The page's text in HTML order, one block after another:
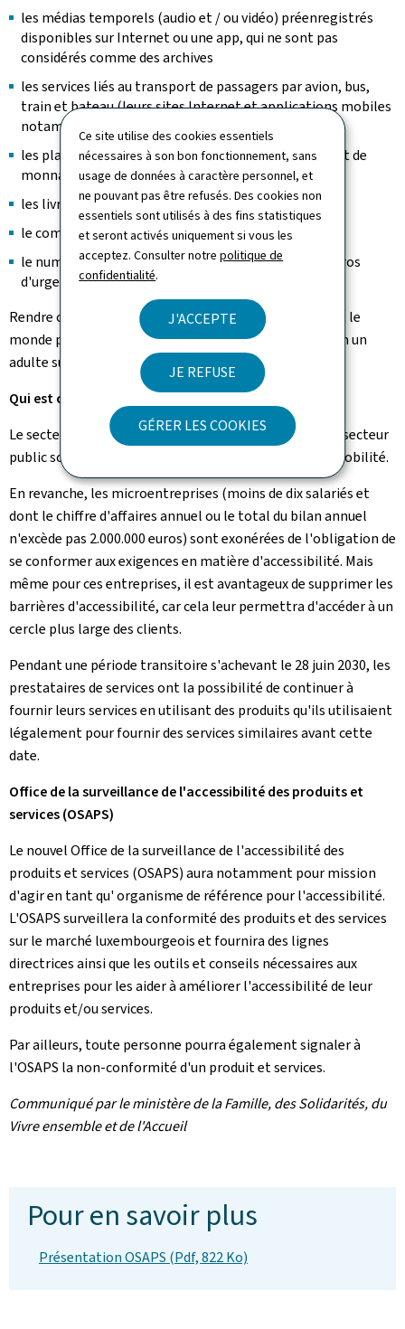
Ce site utilise des cookies essentiels
nécessaires à son bon fonctionnement, sans
usage de données à caractère personnel, et
ne pouvant pas être refusés. Des cookies non
essentiels sont utilisés à des fins statistiques
et seront activés uniquement si vous les
acceptez. Consulter notrepolitique de
confidentialité.
J'ACCEPTE
JE REFUSE
GÉRER LES COOKIES
les médias temporels (audio et / ou vidéo) préenregistrés
disponibles sur Internet ou une app, qui ne sont pas
considérés comme des archives
les services liés au transport de passagers par avion, bus,
train et bateau (leurs sites Internet et applications mobiles
notamment), sauf exceptions prévues par la loi
les plateformes d'e-banking, de paiement en ligne et de
monnaie électronique
les livres numériques
le commerce électronique
le numéro d'urgence européen 112 et d'autres numéros
d'urgence nationaux.
Rendre ces services et dispositifs accessibles pour tout le
monde permettra donc de faciliter la vie d'au minimum un
adulte sur cinq.
Qui est concerné?
Le secteur privé aussi bien que certains organismes du secteur
public sont visés, notamment dans le domaine de la mobilité.
En revanche, les microentreprises (moins de dix salariés et
dont le chiffre d'affaires annuel ou le total du bilan annuel
n'excède pas 2.000.000 euros) sont exonérées de l'obligation de
se conformer aux exigences en matière d'accessibilité. Mais
même pour ces entreprises, il est avantageux de supprimer les
barrières d'accessibilité, car cela leur permettra d'accéder à un
cercle plus large des clients.
Pendant une période transitoire s'achevant le 28 juin 2030, les
prestataires de services ont la possibilité de continuer à
fournir leurs services en utilisant des produits qu'ils utilisaient
légalement pour fournir des services similaires avant cette
date.
Office de la surveillance de l'accessibilité des produits et
services (OSAPS)
Le nouvel Office de la surveillance de l'accessibilité des
produits et services (OSAPS) aura notamment pour mission
d'agir en tant qu' organisme de référence pour l'accessibilité.
L'OSAPS surveillera la conformité des produits et des services
sur le marché luxembourgeois et fournira des lignes
directrices ainsi que les outils et conseils nécessaires aux
entreprises pour les aider à améliorer l'accessibilité de leur
produits et/ou services.
Par ailleurs, toute personne pourra également signaler à
l'OSAPS la non-conformité d'un produit et services.
Communiqué par le ministère de la Famille, des Solidarités, du
Vivre ensemble et de l'Accueil
Pour en savoir plus
Présentation OSAPS (Pdf, 822 Ko)